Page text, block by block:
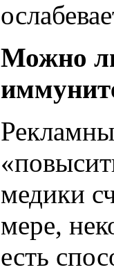
Можно
медики
мере,
есть